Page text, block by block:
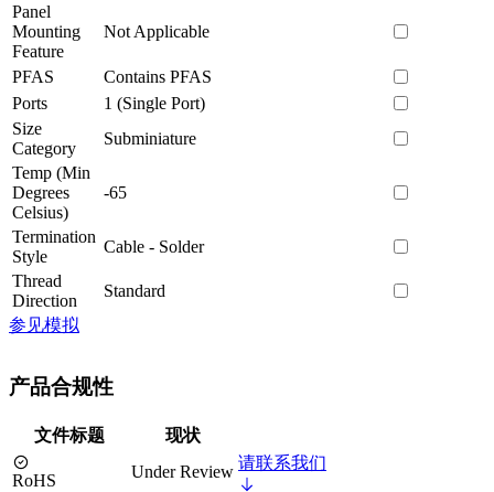
Panel
Mounting
Feature
Not Applicable
PFAS
Contains PFAS
Ports
1 (Single Port)
Size
Category
Subminiature
Temp (Min
Degrees
Celsius)
-65
Termination
Style
Cable - Solder
Thread
Direction
Standard
参见模拟
产品合规性
文件标题 现状
RoHS Under Review 请联系我们